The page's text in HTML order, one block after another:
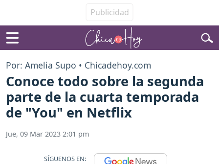
Por: Amelia Supo • Chicadehoy.com
Conoce todo sobre la segunda
parte de la cuarta temporada
de "You" en Netflix
Jue, 09 Mar 2023 2:01 pm
SÍGUENOS EN: